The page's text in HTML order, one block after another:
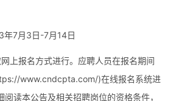
年7月3日-7月14日
上报名方式进行。应聘人员在报名期间
www.cndcpta.com/)在线报名系统进
读本公告及相关招聘岗位的资格条件，